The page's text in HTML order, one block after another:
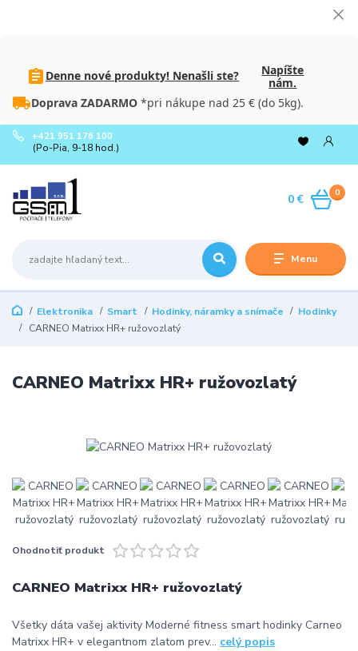
Denne nové produkty! Nenašli ste?
Napíšte
nám.
Doprava ZADARMO *pri nákupe nad 25 € (do 5kg).
Menu
+421 951 176 100
(Po-Pia, 9-18 hod.)
0
0 €
Elektronika Smart Hodinky, náramky a snímače
Hodinky
CARNEO Matrixx HR+ ružovozlatý
CARNEO Matrixx HR+ ružovozlatý
Ohodnotiť produkt
CARNEO Matrixx HR+ ružovozlatý
Všetky dáta vašej aktivity Moderné fitness smart hodinky Carneo
Matrixx HR+ v elegantnom zlatom prev... celý popis